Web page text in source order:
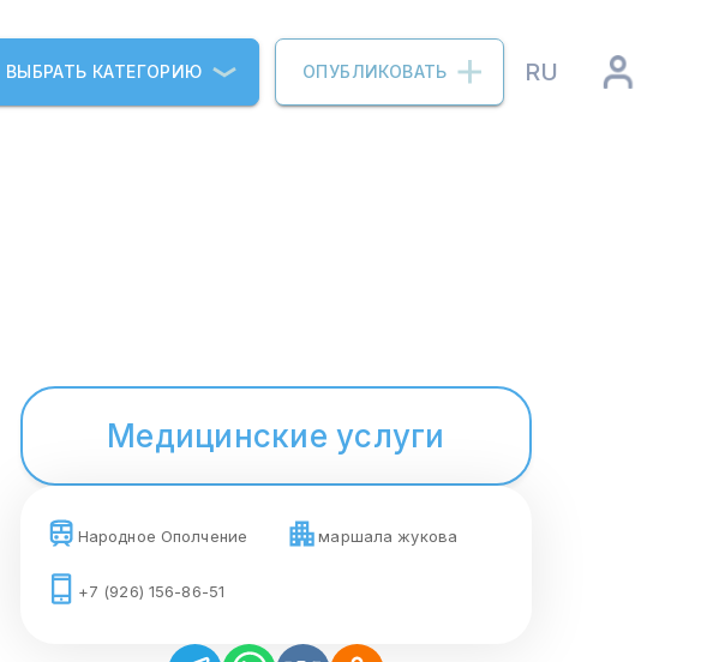
ВЫБРАТЬ КАТЕГОРИЮ ОПУБЛИКОВАТЬ RU
Медицинские услуги
Народное Ополчение маршала жукова
+7 (926) 156-86-51